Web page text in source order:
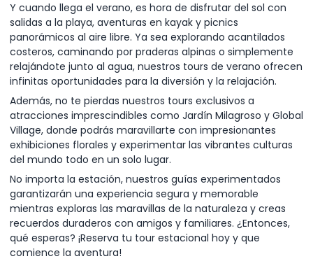
Y cuando llega el verano, es hora de disfrutar del sol con
salidas a la playa, aventuras en kayak y picnics
panorámicos al aire libre. Ya sea explorando acantilados
costeros, caminando por praderas alpinas o simplemente
relajándote junto al agua, nuestros tours de verano ofrecen
infinitas oportunidades para la diversión y la relajación.
Además, no te pierdas nuestros tours exclusivos a
atracciones imprescindibles como Jardín Milagroso y Global
Village, donde podrás maravillarte con impresionantes
exhibiciones florales y experimentar las vibrantes culturas
del mundo todo en un solo lugar.
No importa la estación, nuestros guías experimentados
garantizarán una experiencia segura y memorable
mientras exploras las maravillas de la naturaleza y creas
recuerdos duraderos con amigos y familiares. ¿Entonces,
qué esperas? ¡Reserva tu tour estacional hoy y que
comience la aventura!